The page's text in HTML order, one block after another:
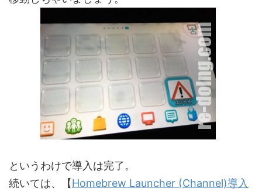
というわけで導入は完了。
続いては、【Homebrew Launcher (Channel)導入